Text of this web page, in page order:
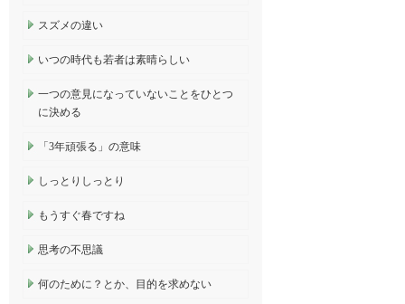
スズメの違い
いつの時代も若者は素晴らしい
一つの意見になっていないことをひとつ
に決める
「3年頑張る」の意味
しっとりしっとり
もうすぐ春ですね
思考の不思議
何のために？とか、目的を求めない